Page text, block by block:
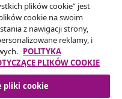
umowy dotyczącej
umowy
plików cookie” jest
cookie na swoim
z nawigacji strony,
reklamy, i
POLITYKA
PLIKÓW COOKIE
pliki cookie